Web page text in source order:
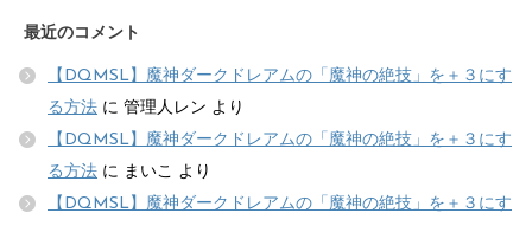
最近のコメント
【DQMSL】魔神ダークドレアムの「魔神の絶技」を＋３にす
る方法 に 管理人レン より
【DQMSL】魔神ダークドレアムの「魔神の絶技」を＋３にす
る方法 に まいこ より
【DQMSL】魔神ダークドレアムの「魔神の絶技」を＋３にす